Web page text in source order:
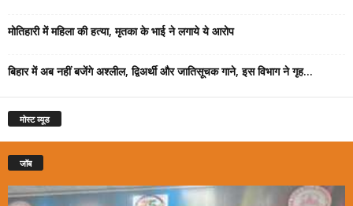
मोतिहारी में महिला की हत्या, मृतका के भाई ने लगाये ये आरोप
बिहार में अब नहीं बजेंगे अश्लील, द्विअर्थी और जातिसूचक गाने, इस विभाग ने गृह...
मोस्ट व्यूड
जॉब